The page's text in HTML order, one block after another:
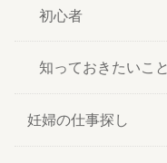
初心者
知っておきたいこと
妊婦の仕事探し